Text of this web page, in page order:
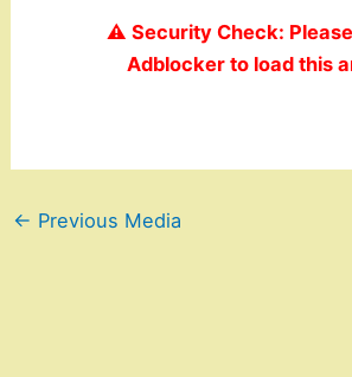
⚠️ Security Check:
Adblocker to load this
← Previous Media